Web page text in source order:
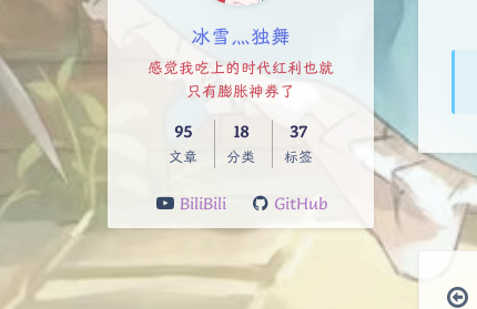
冰雪灬独舞
感觉我吃上的时代红利也就
只有膨胀神券了
95
文章
18
分类
37
标签
BiliBili GitHub